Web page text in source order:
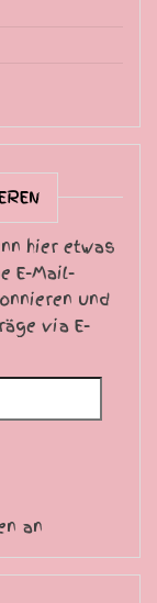
hier etwas
E-Mail-
und
via E-
an